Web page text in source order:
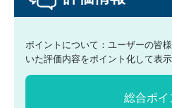
ポイントについて：ユーザーの皆
いた評価内容をポイント化して表示
総合ポイ